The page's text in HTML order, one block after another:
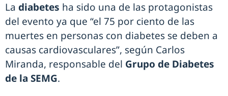
La diabetes ha sido una de las protagonistas
del evento ya que “el 75 por ciento de las
muertes en personas con diabetes se deben a
causas cardiovasculares”, según Carlos
Miranda, responsable del Grupo de Diabetes
de la SEMG.